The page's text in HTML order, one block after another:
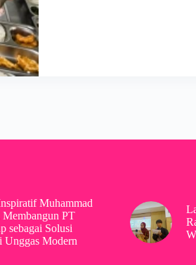
Muhammad
PT
sebagai Solusi
Unggas Modern